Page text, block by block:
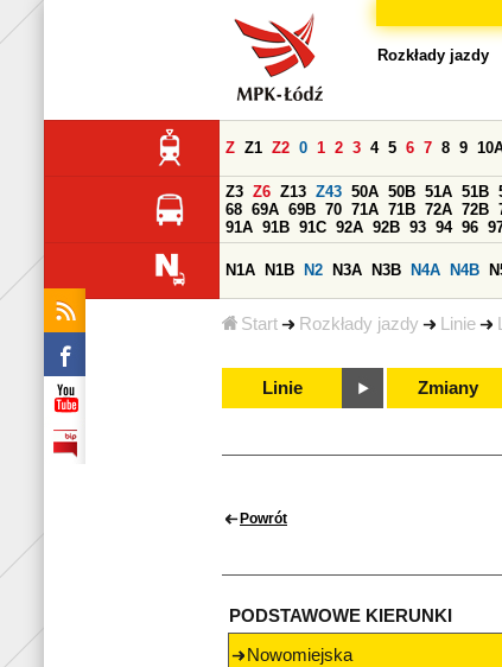
Start Rozkłady jazdy Linie
Rozkłady jazdy
Z Z1 Z2 0 1 2 3 4 5 6 7 8 9
Z3 Z6 Z13 Z43 50A 50B 51A 51B
68 69A 69B 70 71A 71B 72A 72B
91A 91B 91C 92A 92B 93 94 96
N1A N1B N2 N3A N3B N4A N4B
Linie Zmiany
Powrót
PODSTAWOWE KIERUNKI
Nowomiejska